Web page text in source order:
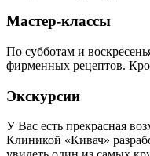
Мастер-классы
По субботам и
фирменных рецептов.
Экскурсии
У Вас есть прекрасная
Клиникой «Кивач»